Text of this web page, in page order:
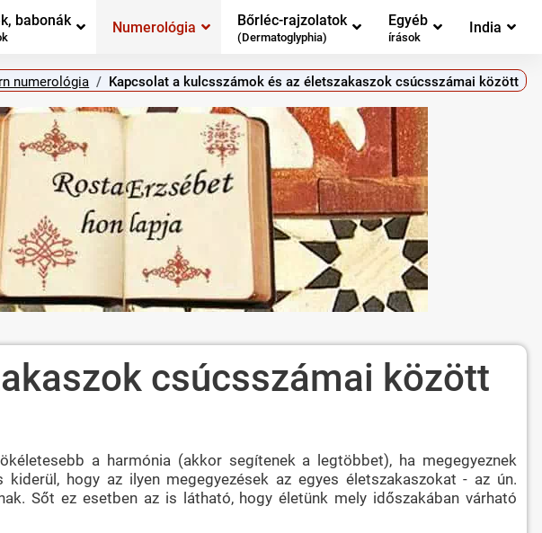
babonák Numerológia Bőrléc-rajzolatok
(Dermatoglyphia)
Egyéb
írások
India
numerológia Kapcsolat a kulcsszámok és az életszakaszok csúcsszámai között
csúcsszámai között
a harmónia (akkor segítenek a legtöbbet), ha megegyeznek
hogy az ilyen megegyezések az egyes életszakaszokat - az ún.
Sőt ez esetben az is látható, hogy életünk mely időszakában várható